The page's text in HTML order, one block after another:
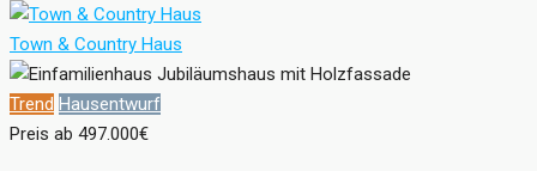
Town & Country Haus
Trend Hausentwurf
Preis ab 497.000€